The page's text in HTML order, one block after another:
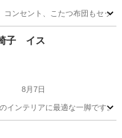
ンセント、こたつ布団もセッ
子 イス
8月7日
インテリアに最適な一脚です